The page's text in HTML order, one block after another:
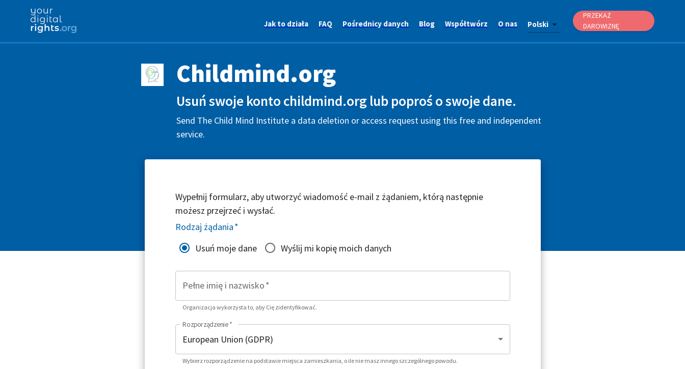
Jak to działa FAQ Pośrednicy danych Blog Współtwórz O nas Polski
PRZEKAŻ
DAROWIZNĘ
Childmind.org
Usuń swoje konto childmind.org lub poproś o swoje dane.
Send The Child Mind Institute a data deletion or access request using this free and independent
service.
Wypełnij formularz, aby utworzyć wiadomość e-mail z żądaniem, którą następnie
możesz przejrzeć i wysłać.
Rodzaj żądania*
Usuń moje dane
Wyślij mi kopię moich danych
Pełne imię i nazwisko*
Organizacja wykorzysta to, aby Cię zidentyfikować.
Rozporządzenie *
Wybierz rozporządzenie na podstawie miejsca zamieszkania, o ile nie masz innego szczególnego powodu.